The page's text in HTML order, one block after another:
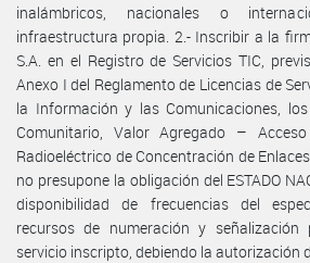
inalámbricos, nacionales o
infraestructura propia. 2.- Inscribir a la
S.A. en el Registro de Servicios TIC,
Anexo I del Reglamento de Licencias de
la Información y las Comunicaciones,
Comunitario, Valor Agregado –
Radioeléctrico de Concentración de
no presupone la obligación del ESTADO
disponibilidad de frecuencias del
recursos de numeración y
servicio inscripto, debiendo la autorización